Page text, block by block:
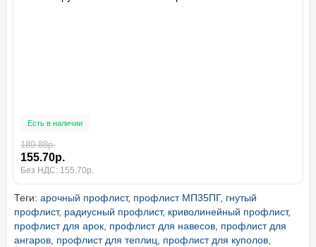
Есть в наличии
189.88р.
155.70р.
Без НДС: 155.70р.
Теги: арочный профлист, профлист МП35ПГ, гнутый
профлист, радиусный профлист, криволинейный профлист,
профлист для арок, профлист для навесов, профлист для
ангаров, профлист для теплиц, профлист для куполов,